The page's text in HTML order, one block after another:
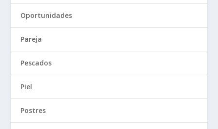
Oportunidades
Pareja
Pescados
Piel
Postres